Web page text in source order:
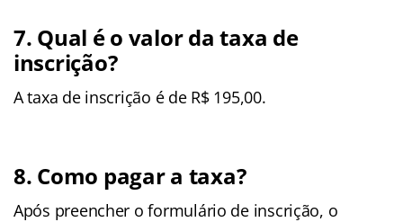
7. Qual é o valor da taxa de
inscrição?
A taxa de inscrição é de R$ 195,00.
8. Como pagar a taxa?
Após preencher o formulário de inscrição, o